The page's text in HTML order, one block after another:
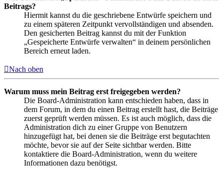
Beitrags?
Hiermit kannst du die geschriebene Entwürfe speichern und
zu einem späteren Zeitpunkt vervollständigen und absenden.
Den gesicherten Beitrag kannst du mit der Funktion
„Gespeicherte Entwürfe verwalten“ in deinem persönlichen
Bereich erneut laden.
Nach oben
Warum muss mein Beitrag erst freigegeben werden?
Die Board-Administration kann entschieden haben, dass in
dem Forum, in dem du einen Beitrag erstellt hast, die Beiträge
zuerst geprüft werden müssen. Es ist auch möglich, dass die
Administration dich zu einer Gruppe von Benutzern
hinzugefügt hat, bei denen sie die Beiträge erst begutachten
möchte, bevor sie auf der Seite sichtbar werden. Bitte
kontaktiere die Board-Administration, wenn du weitere
Informationen dazu benötigst.